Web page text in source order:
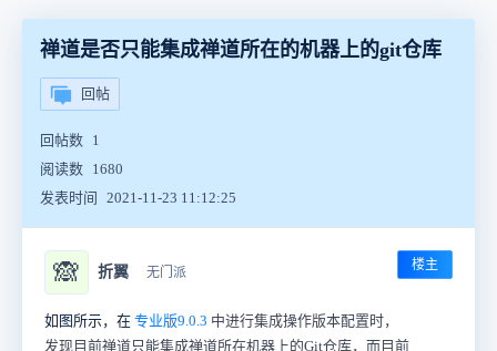
禅道是否只能集成禅道所在的机器上的git仓库
回帖
回帖数 1
阅读数 1680
发表时间
2021-11-23 11:12:25
🙈 折翼 无门派 楼主
如图所示，在 专业版9.0.3 中进行集成操作版本配置时，
发现目前禅道只能集成禅道所在机器上的Git仓库，而目前